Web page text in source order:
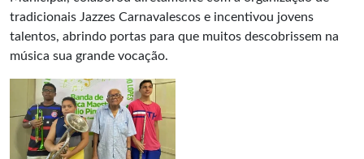
tradicionais Jazzes Carnavalescos e incentivou jovens
talentos, abrindo portas para que muitos descobrissem na
música sua grande vocação.